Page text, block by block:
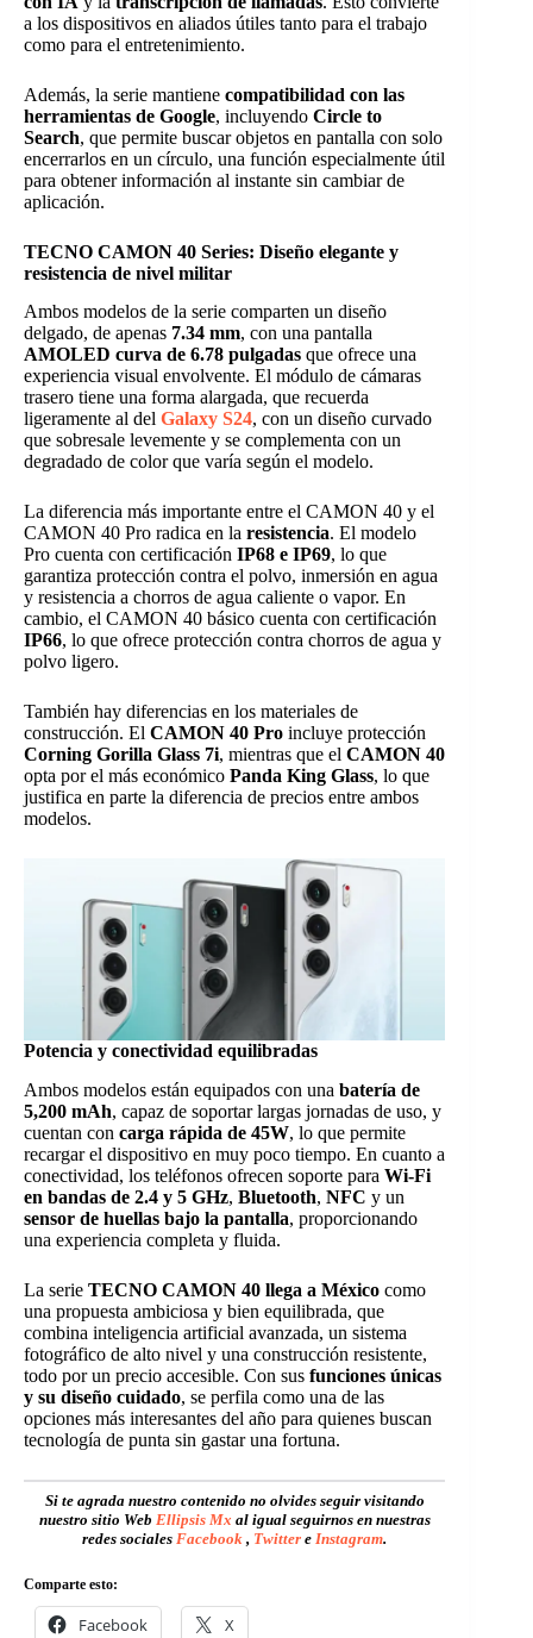
a los dispositivos en aliados útiles tanto para el trabajo
como para el entretenimiento.
Además, la serie mantiene compatibilidad con las
herramientas de Google, incluyendo Circle to
Search, que permite buscar objetos en pantalla con solo
encerrarlos en un círculo, una función especialmente útil
para obtener información al instante sin cambiar de
aplicación.
TECNO CAMON 40 Series: Diseño elegante y
resistencia de nivel militar
Ambos modelos de la serie comparten un diseño
delgado, de apenas 7.34 mm, con una pantalla
AMOLED curva de 6.78 pulgadas que ofrece una
experiencia visual envolvente. El módulo de cámaras
trasero tiene una forma alargada, que recuerda
ligeramente al del Galaxy S24, con un diseño curvado
que sobresale levemente y se complementa con un
degradado de color que varía según el modelo.
La diferencia más importante entre el CAMON 40 y el
CAMON 40 Pro radica en la resistencia. El modelo
Pro cuenta con certificación IP68 e IP69, lo que
garantiza protección contra el polvo, inmersión en agua
y resistencia a chorros de agua caliente o vapor. En
cambio, el CAMON 40 básico cuenta con certificación
IP66, lo que ofrece protección contra chorros de agua y
polvo ligero.
También hay diferencias en los materiales de
construcción. El CAMON 40 Pro incluye protección
Corning Gorilla Glass 7i, mientras que el CAMON 40
opta por el más económico Panda King Glass, lo que
justifica en parte la diferencia de precios entre ambos
modelos.
Potencia y conectividad equilibradas
Ambos modelos están equipados con una batería de
5,200 mAh, capaz de soportar largas jornadas de uso, y
cuentan con carga rápida de 45W, lo que permite
recargar el dispositivo en muy poco tiempo. En cuanto a
conectividad, los teléfonos ofrecen soporte para Wi-Fi
en bandas de 2.4 y 5 GHz, Bluetooth, NFC y un
sensor de huellas bajo la pantalla, proporcionando
una experiencia completa y fluida.
La serie TECNO CAMON 40 llega a México como
una propuesta ambiciosa y bien equilibrada, que
combina inteligencia artificial avanzada, un sistema
fotográfico de alto nivel y una construcción resistente,
todo por un precio accesible. Con sus funciones únicas
y su diseño cuidado, se perfila como una de las
opciones más interesantes del año para quienes buscan
tecnología de punta sin gastar una fortuna.
Si te agrada nuestro contenido no olvides seguir visitando
nuestro sitio Web Ellipsis Mx al igual seguirnos en nuestras
redes socialesFacebook , Twitter eInstagram.
Comparte esto:
Facebook X